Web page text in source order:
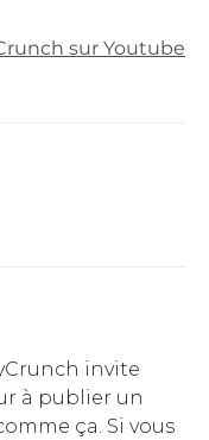
sur Youtube
invite
à publier un
ça. Si vous